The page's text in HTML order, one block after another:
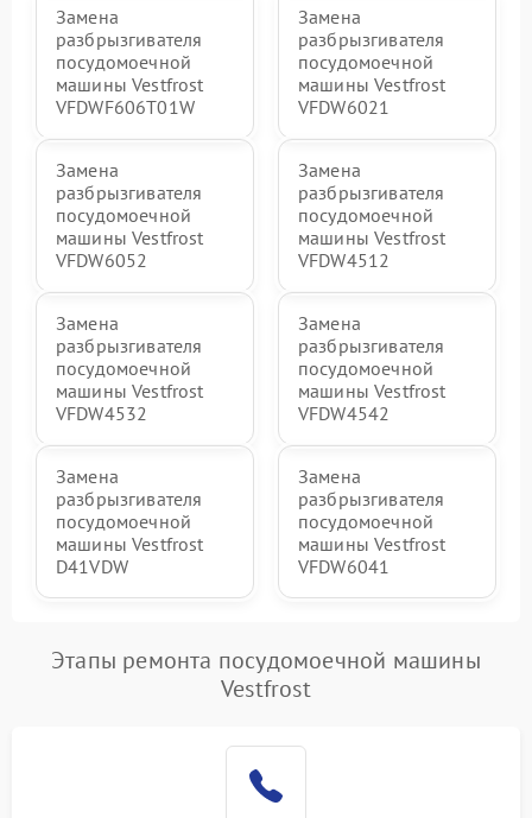
Замена
разбрызгивателя
посудомоечной
машины Vestfrost
VFDWF606T01W
Замена
разбрызгивателя
посудомоечной
машины Vestfrost
VFDW6021
Замена
разбрызгивателя
посудомоечной
машины Vestfrost
VFDW6052
Замена
разбрызгивателя
посудомоечной
машины Vestfrost
VFDW4512
Замена
разбрызгивателя
посудомоечной
машины Vestfrost
VFDW4532
Замена
разбрызгивателя
посудомоечной
машины Vestfrost
VFDW4542
Замена
разбрызгивателя
посудомоечной
машины Vestfrost
D41VDW
Замена
разбрызгивателя
посудомоечной
машины Vestfrost
VFDW6041
Этапы ремонта посудомоечной машины
Vestfrost